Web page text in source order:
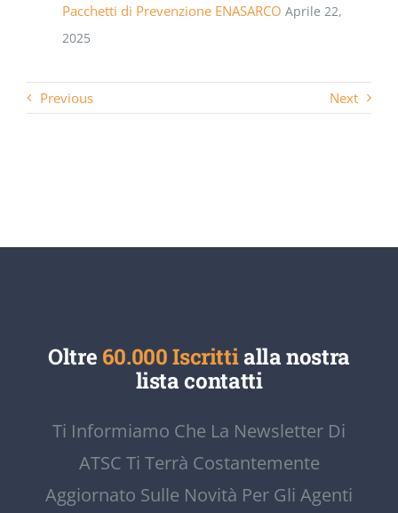
Pacchetti di Prevenzione ENASARCO Aprile 22,
2025
Previous Next
Oltre 60.000 Iscrittialla nostra
lista contatti
Ti Informiamo Che La Newsletter Di
ATSC Ti Terrà Costantemente
Aggiornato Sulle Novità Per Gli Agenti